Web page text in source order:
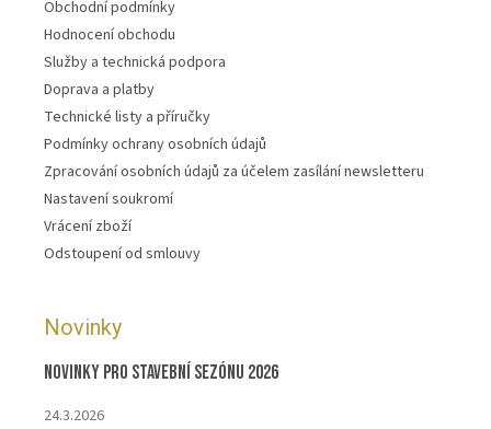
Obchodní podmínky
Hodnocení obchodu
Služby a technická podpora
Doprava a platby
Technické listy a příručky
Podmínky ochrany osobních údajů
Zpracování osobních údajů za účelem zasílání newsletteru
Nastavení soukromí
Vrácení zboží
Odstoupení od smlouvy
Novinky
Novinky pro stavební sezónu 2026
24.3.2026